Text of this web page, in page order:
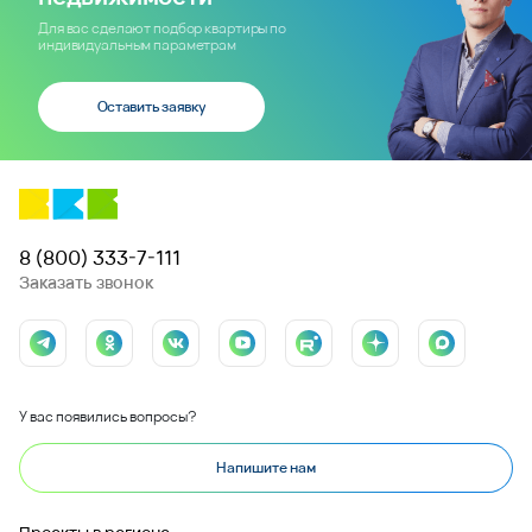
Для вас сделают подбор квартиры по
индивидуальным параметрам
Оставить заявку
8 (800) 333-7-111
Заказать звонок
У вас появились вопросы?
Напишите нам